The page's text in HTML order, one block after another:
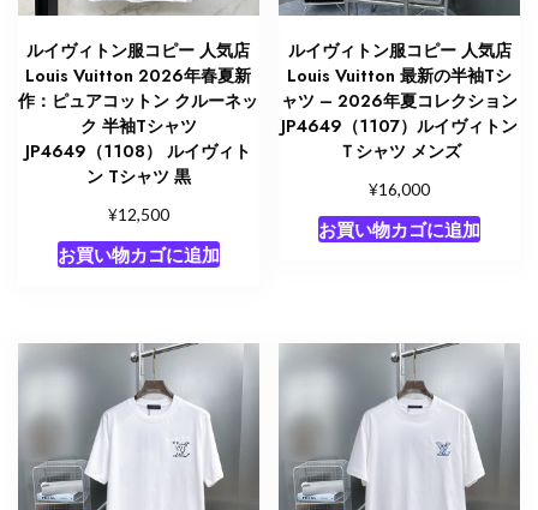
ルイヴィトン服コピー 人気店
Louis Vuitton 2026年春夏新
作：ピュアコットン クルーネッ
ク 半袖Tシャツ
JP4649（1108） ルイヴィト
ン Tシャツ 黒
¥12,500
お買い物カゴに追加
ルイヴィトン服コピー 人気店
Louis Vuitton 最新の半袖Tシ
ャツ – 2026年夏コレクション
JP4649（1107）ルイヴィトン
Ｔシャツ メンズ
¥16,000
お買い物カゴに追加